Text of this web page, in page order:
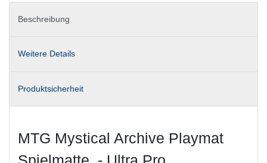
Beschreibung
Weitere Details
Produktsicherheit
MTG Mystical Archive Playmat